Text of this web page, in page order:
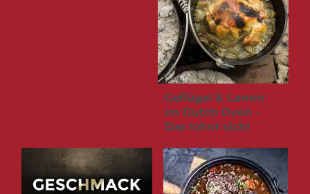
Geflügel & Lamm
im Dutch Oven -
Das lohnt sich!